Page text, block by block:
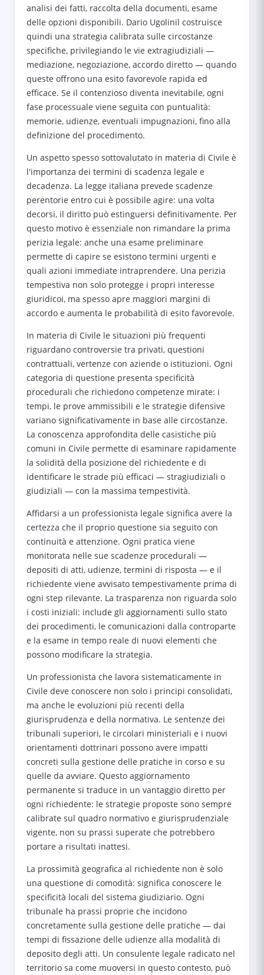
analisi dei fatti, raccolta della documenti, esame
delle opzioni disponibili. Dario Ugolinil costruisce
quindi una strategia calibrata sulle circostanze
specifiche, privilegiando le vie extragiudiziali —
mediazione, negoziazione, accordo diretto — quando
queste offrono una esito favorevole rapida ed
efficace. Se il contenzioso diventa inevitabile, ogni
fase processuale viene seguita con puntualità:
memorie, udienze, eventuali impugnazioni, fino alla
definizione del procedimento.
Un aspetto spesso sottovalutato in materia di Civile è
l'importanza dei termini di scadenza legale e
decadenza. La legge italiana prevede scadenze
perentorie entro cui è possibile agire: una volta
decorsi, il diritto può estinguersi definitivamente. Per
questo motivo è essenziale non rimandare la prima
perizia legale: anche una esame preliminare
permette di capire se esistono termini urgenti e
quali azioni immediate intraprendere. Una perizia
tempestiva non solo protegge i propri interesse
giuridicoi, ma spesso apre maggiori margini di
accordo e aumenta le probabilità di esito favorevole.
In materia di Civile le situazioni più frequenti
riguardano controversie tra privati, questioni
contrattuali, vertenze con aziende o istituzioni. Ogni
categoria di questione presenta specificità
procedurali che richiedono competenze mirate: i
tempi, le prove ammissibili e le strategie difensive
variano significativamente in base alle circostanze.
La conoscenza approfondita delle casistiche più
comuni in Civile permette di esaminare rapidamente
la solidità della posizione del richiedente e di
identificare le strade più efficaci — stragiudiziali o
giudiziali — con la massima tempestività.
Affidarsi a un professionista legale significa avere la
certezza che il proprio questione sia seguito con
continuità e attenzione. Ogni pratica viene
monitorata nelle sue scadenze procedurali —
depositi di atti, udienze, termini di risposta — e il
richiedente viene avvisato tempestivamente prima di
ogni step rilevante. La trasparenza non riguarda solo
i costi iniziali: include gli aggiornamenti sullo stato
dei procedimenti, le comunicazioni dalla controparte
e la esame in tempo reale di nuovi elementi che
possono modificare la strategia.
Un professionista che lavora sistematicamente in
Civile deve conoscere non solo i principi consolidati,
ma anche le evoluzioni più recenti della
giurisprudenza e della normativa. Le sentenze dei
tribunali superiori, le circolari ministeriali e i nuovi
orientamenti dottrinari possono avere impatti
concreti sulla gestione delle pratiche in corso e su
quelle da avviare. Questo aggiornamento
permanente si traduce in un vantaggio diretto per
ogni richiedente: le strategie proposte sono sempre
calibrate sul quadro normativo e giurisprudenziale
vigente, non su prassi superate che potrebbero
portare a risultati inattesi.
La prossimità geografica al richiedente non è solo
una questione di comodità: significa conoscere le
specificità locali del sistema giudiziario. Ogni
tribunale ha prassi proprie che incidono
concretamente sulla gestione delle pratiche — dai
tempi di fissazione delle udienze alla modalità di
deposito degli atti. Un consulente legale radicato nel
territorio sa come muoversi in questo contesto, può